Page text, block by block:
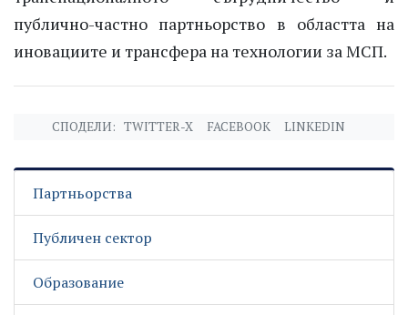
публично-частно партньорство в областта на
иновациите и трансфера на технологии за МСП.
СПОДЕЛИ: TWITTER-X FACEBOOK LINKEDIN
Партньорства
Публичен сектор
Образование